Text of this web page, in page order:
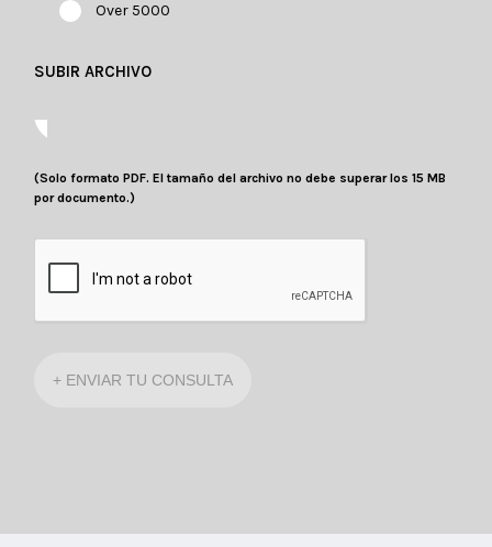
Over 5000
SUBIR ARCHIVO
(Solo formato PDF. El tamaño del archivo no debe superar los 15 MB
por documento.)
+ ENVIAR TU CONSULTA